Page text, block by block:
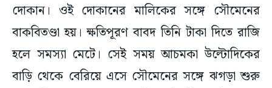
দোকান। ওই দোকানের মালিকের সঙ্গে সৌমেনের
বাকবিতণ্ডা হয়। ক্ষতিপূরণ বাবদ তিনি টাকা দিতে রাজি
হলে সমস্যা মেটে। সেই সময় আচমকা উল্টোদিকের
বাড়ি থেকে বেরিয়ে এসে সৌমেনের সঙ্গে ঝগড়া শুরু